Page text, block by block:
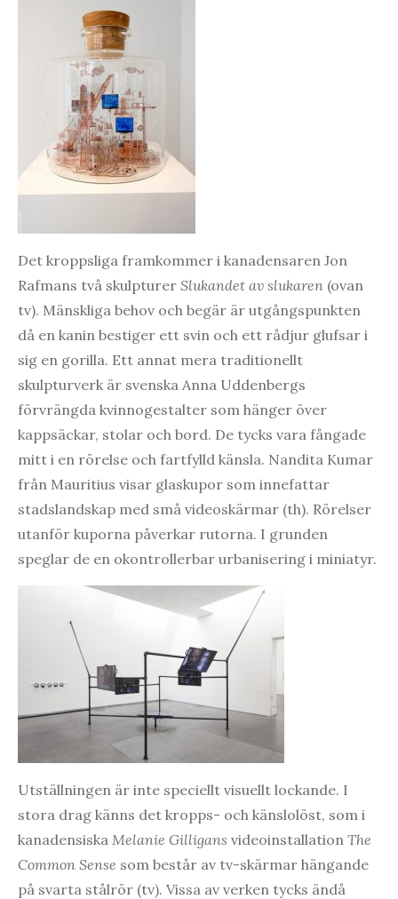
Det kroppsliga framkommer i kanadensaren Jon
Rafmans två skulpturer Slukandet av slukaren (ovan
tv). Mänskliga behov och begär är utgångspunkten
då en kanin bestiger ett svin och ett rådjur glufsar i
sig en gorilla. Ett annat mera traditionellt
skulpturverk är svenska Anna Uddenbergs
förvrängda kvinnogestalter som hänger över
kappsäckar, stolar och bord. De tycks vara fångade
mitt i en rörelse och fartfylld känsla. Nandita Kumar
från Mauritius visar glaskupor som innefattar
stadslandskap med små videoskärmar (th). Rörelser
utanför kuporna påverkar rutorna. I grunden
speglar de en okontrollerbar urbanisering i miniatyr.
Utställningen är inte speciellt visuellt lockande. I
stora drag känns det kropps- och känslolöst, som i
kanadensiska Melanie Gilligans videoinstallation The
Common Sense som består av tv-skärmar hängande
på svarta stålrör (tv). Vissa av verken tycks ändå